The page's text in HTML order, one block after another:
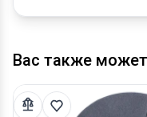
Вас также